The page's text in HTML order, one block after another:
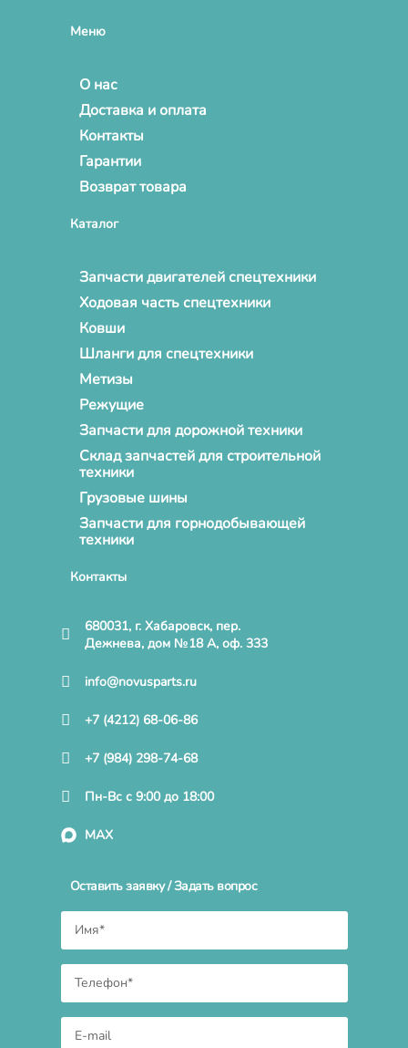
Меню
О нас
Доставка и оплата
Контакты
Гарантии
Возврат товара
Каталог
Запчасти двигателей спецтехники
Ходовая часть спецтехники
Ковши
Шланги для спецтехники
Метизы
Режущие
Запчасти для дорожной техники
Склад запчастей для строительной
техники
Грузовые шины
Запчасти для горнодобывающей
техники
Контакты
680031, г. Хабаровск, пер.
Дежнева, дом №18 А, оф. 333
info@novusparts.ru
+7 (4212) 68-06-86
+7 (984) 298-74-68
Пн-Вс с 9:00 до 18:00
MAX
Оставить заявку / Задать вопрос